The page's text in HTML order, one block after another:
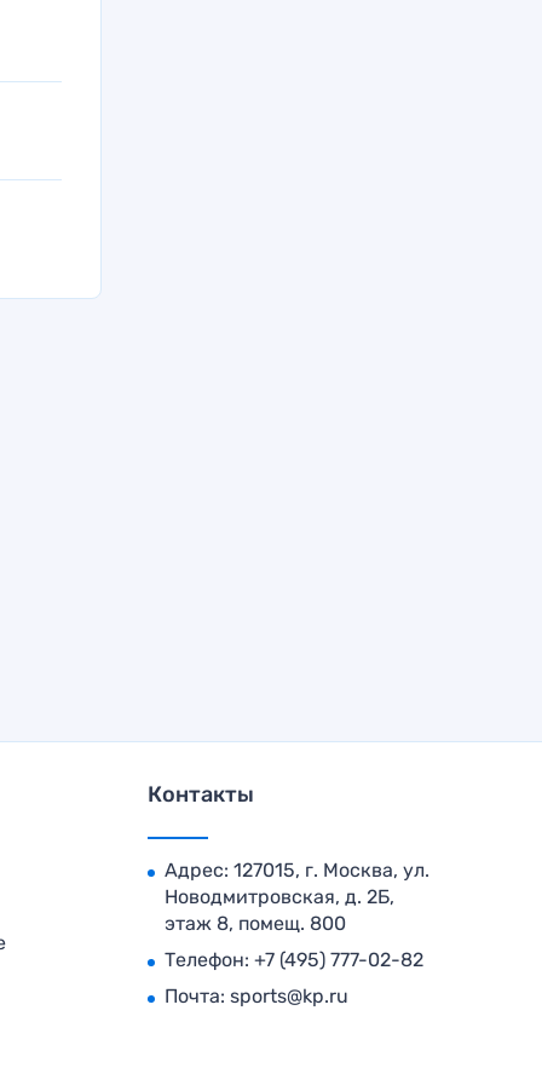
Контакты
Адрес: 127015, г. Москва, ул.
Новодмитровская, д. 2Б,
этаж 8, помещ. 800
Телефон: +7 (495) 777-02-82
Почта: sports@kp.ru